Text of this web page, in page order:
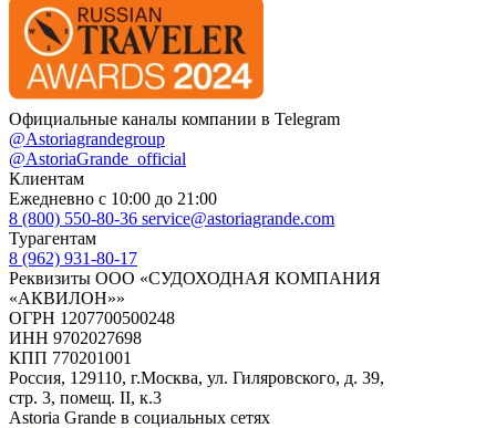
Официальные каналы компании в Telegram
@Astoriagrandegroup
@AstoriaGrande_official
Клиентам
Ежедневно с 10:00 до 21:00
8 (800) 550-80-36 service@astoriagrande.com
Турагентам
8 (962) 931-80-17
Реквизиты ООО «СУДОХОДНАЯ КОМПАНИЯ
«АКВИЛОН»»
ОГРН 1207700500248
ИНН 9702027698
КПП 770201001
Россия, 129110, г.Москва, ул. Гиляровского, д. 39,
стр. 3, помещ. II, к.3
Astoria Grande в социальных сетях